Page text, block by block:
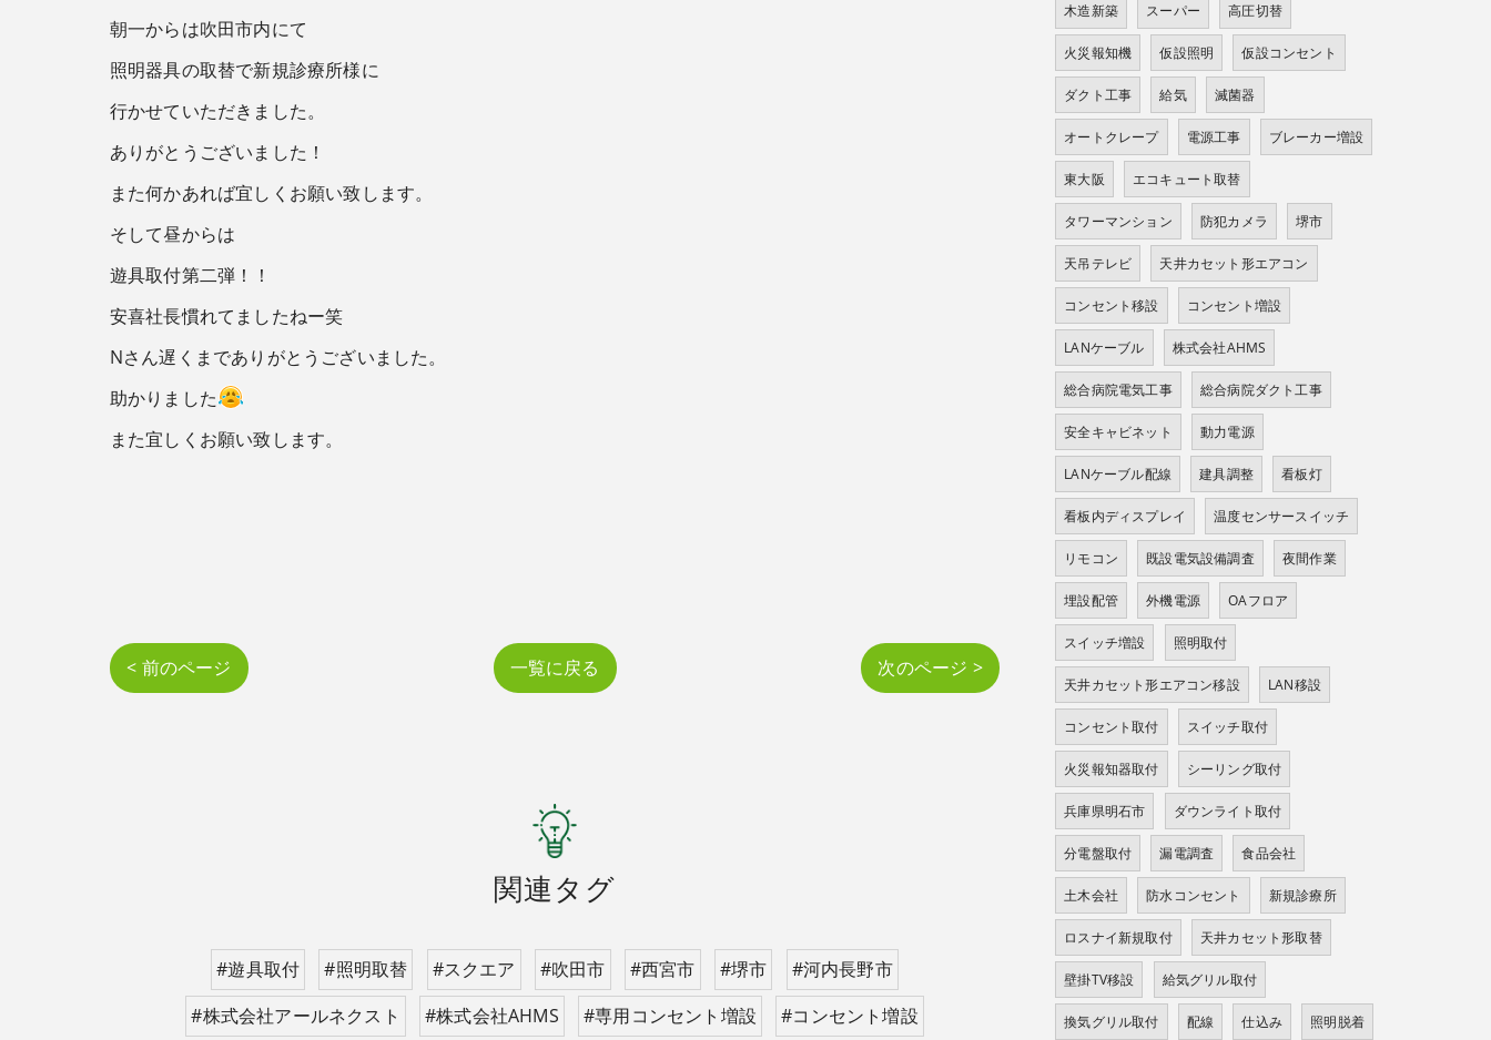
朝一からは吹田市内にて
照明器具の取替で新規診療所様に
行かせていただきました。
ありがとうございました！
また何かあれば宜しくお願い致します。
そして昼からは
遊具取付第二弾！！
安喜社長慣れてましたねー笑
Nさん遅くまでありがとうございました。
助かりました
また宜しくお願い致します。
< 前のページ 一覧に戻る 次のページ >
関連タグ
#遊具取付 #照明取替 #スクエア #吹田市 #西宮市 #堺市
#河内長野市
#株式会社アールネクスト
#株式会社AHMS #専用コンセント増設 #コンセント増設
木造新築 スーパー 高圧切替
火災報知機 仮設照明 仮設コンセント
ダクト工事 給気 滅菌器
オートクレープ 電源工事 ブレーカー増設
東大阪 エコキュート取替
タワーマンション 防犯カメラ 堺市
天吊テレビ 天井カセット形エアコン
コンセント移設 コンセント増設
LANケーブル 株式会社AHMS
総合病院電気工事 総合病院ダクト工事
安全キャビネット 動力電源
LANケーブル配線 建具調整 看板灯
看板内ディスプレイ 温度センサースイッチ
リモコン 既設電気設備調査 夜間作業
埋設配管 外機電源 OAフロア
スイッチ増設 照明取付
天井カセット形エアコン移設 LAN移設
コンセント取付 スイッチ取付
火災報知器取付 シーリング取付
兵庫県明石市 ダウンライト取付
分電盤取付 漏電調査 食品会社
土木会社 防水コンセント 新規診療所
ロスナイ新規取付 天井カセット形取替
壁掛TV移設 給気グリル取付
換気グリル取付 配線 仕込み 照明脱着